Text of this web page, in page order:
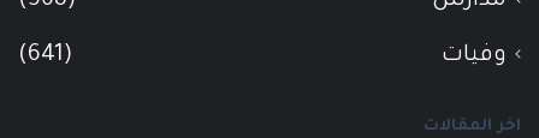
وفيات (641)
اخر المقالات